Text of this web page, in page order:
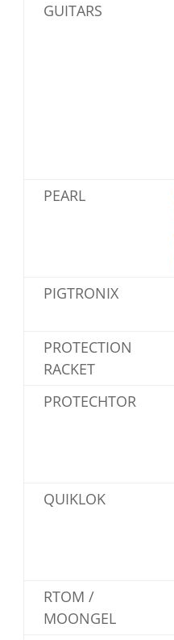
GUITARS
PEARL
PIGTRONIX
PROTECTION
RACKET
PROTECHTOR
QUIKLOK
RTOM /
MOONGEL